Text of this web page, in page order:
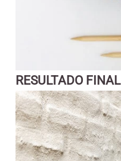
RESULTADO FINAL